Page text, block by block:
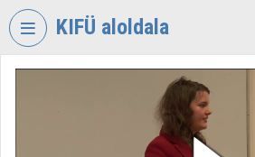
Fejléc kihagyása
KIFÜ aloldala